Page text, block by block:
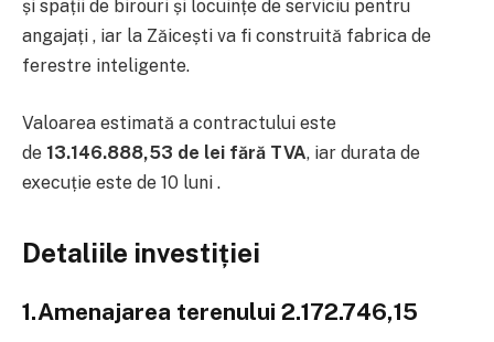
și spații de birouri și locuințe de serviciu pentru
angajați , iar la Zăicești va fi construită fabrica de
ferestre inteligente.
Valoarea estimată a contractului este
de 13.146.888,53 de lei fără TVA, iar durata de
execuție este de 10 luni .
Detaliile investiției
1.Amenajarea terenului 2.172.746,15